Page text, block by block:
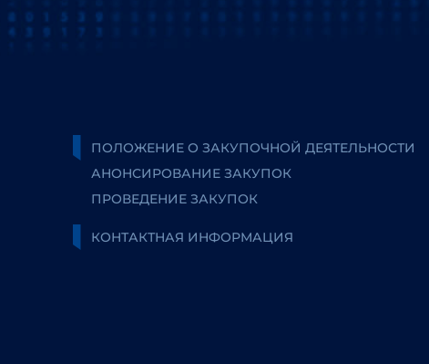
ПОЛОЖЕНИЕ О ЗАКУПОЧНОЙ ДЕЯТЕЛЬНОСТИ
АНОНСИРОВАНИЕ ЗАКУПОК
ПРОВЕДЕНИЕ ЗАКУПОК
КОНТАКТНАЯ ИНФОРМАЦИЯ